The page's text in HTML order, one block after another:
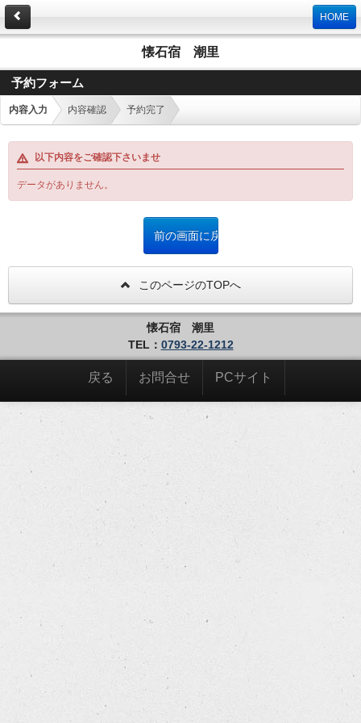
HOME
懐石宿 潮里
予約フォーム
内容入力 内容確認 予約完了
以下内容をご確認下さいませ
データがありません。
このページのTOPへ
懐石宿 潮里
TEL： 0793-22-1212
戻る お問合せ PCサイト